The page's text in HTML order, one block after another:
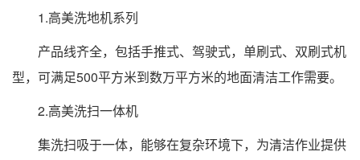
1.高美洗地机系列
产品线齐全，包括手推式、驾驶式，单刷式、双刷式机
型，可满足500平方米到数万平方米的地面清洁工作需要。
2.高美洗扫一体机
集洗扫吸于一体，能够在复杂环境下，为清洁作业提供